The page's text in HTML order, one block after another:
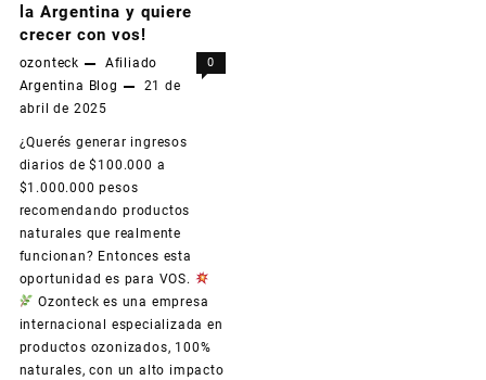
com
Ozonteck
Apenas
o
Seu
la Argentina y quiere
crecer con vos!
ozonteck
Afiliado
Argentina Blog
21 de
abril de 2025
0
¿Querés generar ingresos
diarios de $100.000 a
$1.000.000 pesos
recomendando productos
naturales que realmente
funcionan? Entonces esta
oportunidad es para VOS.
Ozonteck es una empresa
internacional especializada en
productos ozonizados, 100%
naturales, con un alto impacto